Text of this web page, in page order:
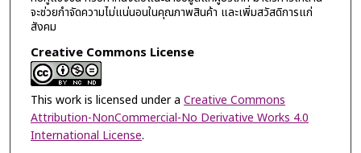
จะช่วยกำจัดความไม่แน่นอนในคุณภาพสินค้า และเพิ่มสวัสดิการแก่
สังคม
Creative Commons License
This work is licensed under a Creative Commons
Attribution-NonCommercial-No Derivative Works 4.0
International License.